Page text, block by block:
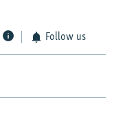
Follow us